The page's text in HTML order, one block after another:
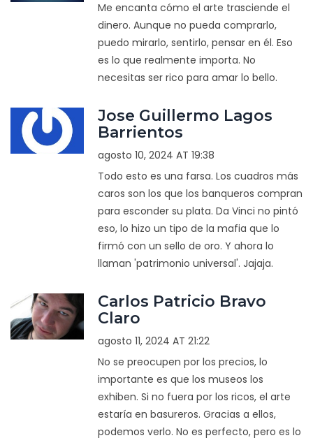
Me encanta cómo el arte trasciende el
dinero. Aunque no pueda comprarlo,
puedo mirarlo, sentirlo, pensar en él. Eso
es lo que realmente importa. No
necesitas ser rico para amar lo bello.
Jose Guillermo Lagos
Barrientos
agosto 10, 2024 AT 19:38
Todo esto es una farsa. Los cuadros más
caros son los que los banqueros compran
para esconder su plata. Da Vinci no pintó
eso, lo hizo un tipo de la mafia que lo
firmó con un sello de oro. Y ahora lo
llaman 'patrimonio universal'. Jajaja.
Carlos Patricio Bravo
Claro
agosto 11, 2024 AT 21:22
No se preocupen por los precios, lo
importante es que los museos los
exhiben. Si no fuera por los ricos, el arte
estaría en basureros. Gracias a ellos,
podemos verlo. No es perfecto, pero es lo